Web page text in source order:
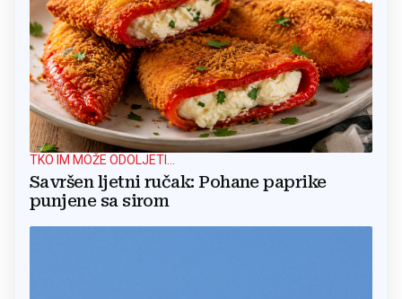
TKO IM MOŽE ODOLJETI...
Savršen ljetni ručak: Pohane paprike
punjene sa sirom